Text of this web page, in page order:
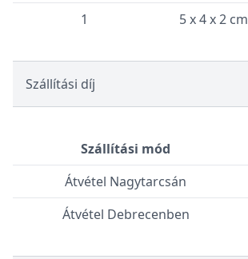
1
5 x 4 x 2 cm
Szállítási díj
Szállítási mód
Átvétel Nagytarcsán
Átvétel Debrecenben